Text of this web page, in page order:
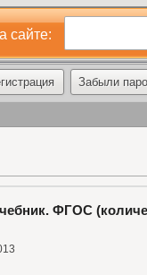
сайте:
Забыли
ФГОС